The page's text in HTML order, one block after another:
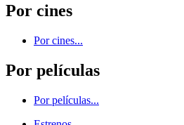
Por cines
Por cines...
Por películas
Por películas...